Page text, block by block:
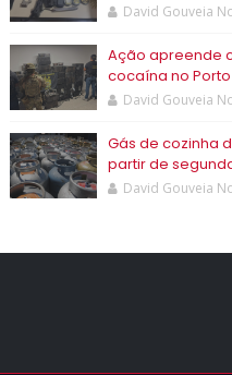
David Gouveia
Ação apreende
cocaína no
David Gouveia
Gás de cozinha
partir de
David Gouveia